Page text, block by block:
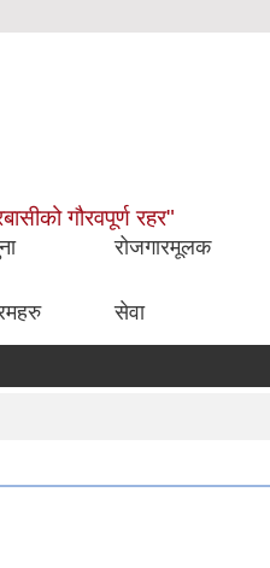
गौरवपूर्ण रहर"
रोजगारमूलक
सेवा